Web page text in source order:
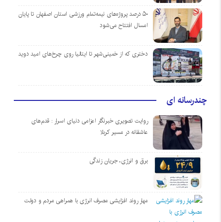
۵۰ درصد پروژه‌های نیمه‌تمام ورزشی استان اصفهان تا پایان
امسال افتتاح می‌شود
دختری که از خمینی‌شهر تا ایتالیا روی چرخ‌های امید دوید
چندرسانه ای
روایت تصویری خبرنگار اعزامی دنیای اسرار : قدم‌های
عاشقانه در مسیر کربلا
برق و انرژی، جریان زندگی
مهار روند افزایشی مصرف انرژی با همراهی مردم و دولت